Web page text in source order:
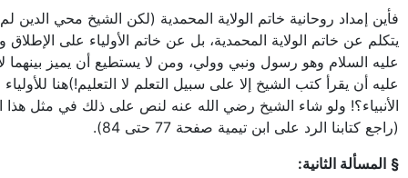
فأين إمداد روحانية خاتم الولاية المحمدية (لكن الشيخ محي الدين
يتكلم عن خاتم الولاية المحمدية، بل عن خاتم الأولياء على
عليه السلام وهو رسول ونبي وولي، ومن لا يستطيع أن يميز بينهما
عليه أن يقرأ كتب الشيخ إلا على سبيل التعلم لا التعليم!)هنا
الأنبياء؟! ولو شاء الشيخ رضي الله عنه لنص على ذلك في مثل هذا
(راجع كتابنا الرد على ابن تيمية صفحة 77 حتى 84).
§ المسألة الثانية: